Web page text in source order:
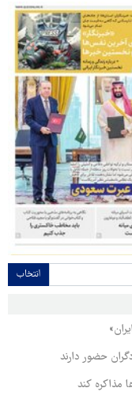
انتخاب
حضور دارند
مذاکره کند